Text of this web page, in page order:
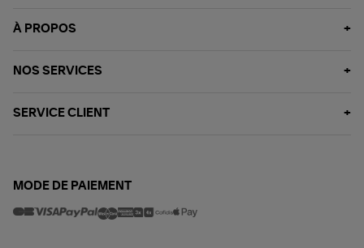
À PROPOS
NOS SERVICES
SERVICE CLIENT
MODE DE PAIEMENT